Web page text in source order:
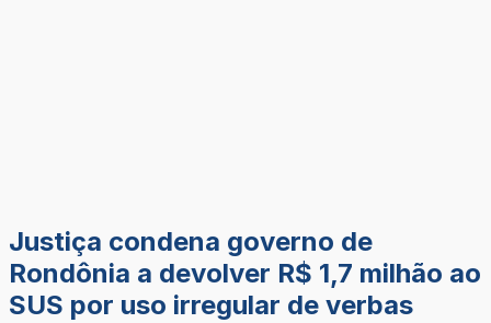
Justiça condena governo de
Rondônia a devolver R$ 1,7 milhão ao
SUS por uso irregular de verbas